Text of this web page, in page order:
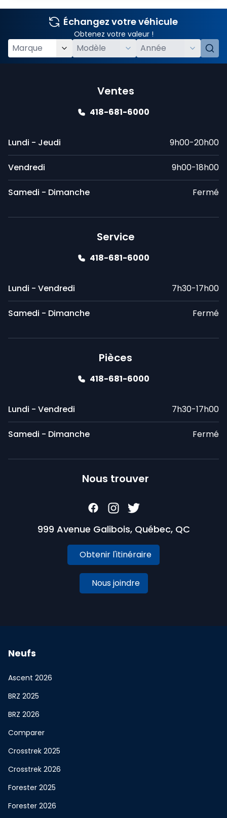
Échangez votre véhicule
Obtenez votre valeur !
Ventes
418-681-6000
Lundi - Jeudi 9h00-20h00
Vendredi 9h00-18h00
Samedi - Dimanche Fermé
Service
418-681-6000
Lundi - Vendredi 7h30-17h00
Samedi - Dimanche Fermé
Pièces
418-681-6000
Lundi - Vendredi 7h30-17h00
Samedi - Dimanche Fermé
Nous trouver
999 Avenue Galibois, Québec, QC
Obtenir l'itinéraire
Nous joindre
Neufs
Ascent 2026
BRZ 2025
BRZ 2026
Comparer
Crosstrek 2025
Crosstrek 2026
Forester 2025
Forester 2026